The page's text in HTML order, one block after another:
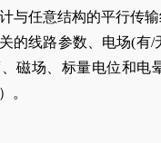
与任意结构的平行传
的线路参数、电场(有/
磁场、标量电位和电
。